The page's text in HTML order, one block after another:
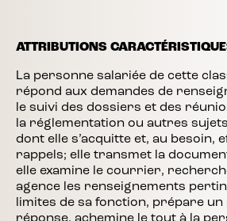
ATTRIBUTIONS
La personne salariée de cette
répond aux demandes de
le suivi des dossiers et des
la réglementation ou autres
dont elle s’acquitte et, au besoin,
rappels; elle transmet la
elle examine le courrier,
agence les renseignements
limites de sa fonction, prépare
réponse, achemine le tout à la